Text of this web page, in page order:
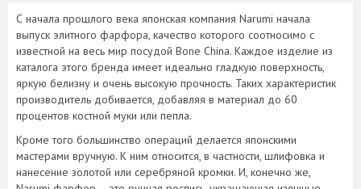
С начала прошлого века японская компания Narumi начала
выпуск элитного фарфора, качество которого соотносимо с
известной на весь мир посудой Bone China. Каждое изделие из
каталога этого бренда имеет идеально гладкую поверхность,
яркую белизну и очень высокую прочность. Таких характеристик
производитель добивается, добавляя в материал до 60
процентов костной муки или пепла.
Кроме того большинство операций делается японскими
мастерами вручную. К ним относится, в частности, шлифовка и
нанесение золотой или серебряной кромки. И, конечно же,